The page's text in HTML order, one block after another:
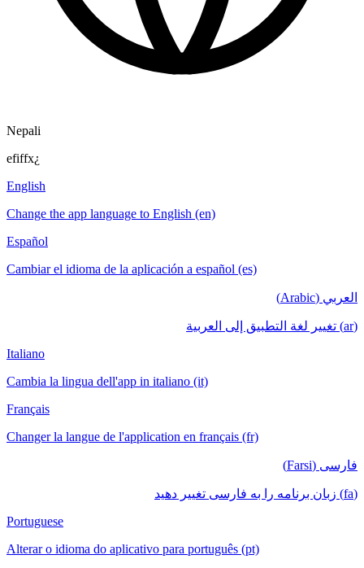
Nepali
efiffx¿
English
Change the app language to English (en)
Español
Cambiar el idioma de la aplicación a español (es)
العربي (Arabic)
(ar) تغيير لغة التطبيق إلى العربية
Italiano
Cambia la lingua dell'app in italiano (it)
Français
Changer la langue de l'application en français (fr)
فارسی (Farsi)
(fa) زبان برنامه را به فارسی تغییر دهید
Portuguese
Alterar o idioma do aplicativo para português (pt)